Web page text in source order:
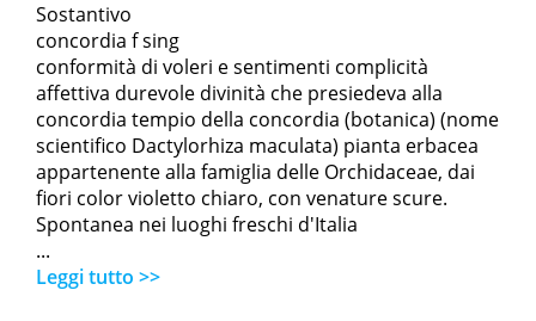
Sostantivo
concordia f sing
conformità di voleri e sentimenti complicità
affettiva durevole divinità che presiedeva alla
concordia tempio della concordia (botanica) (nome
scientifico Dactylorhiza maculata) pianta erbacea
appartenente alla famiglia delle Orchidaceae, dai
fiori color violetto chiaro, con venature scure.
Spontanea nei luoghi freschi d'Italia
...
Leggi tutto >>